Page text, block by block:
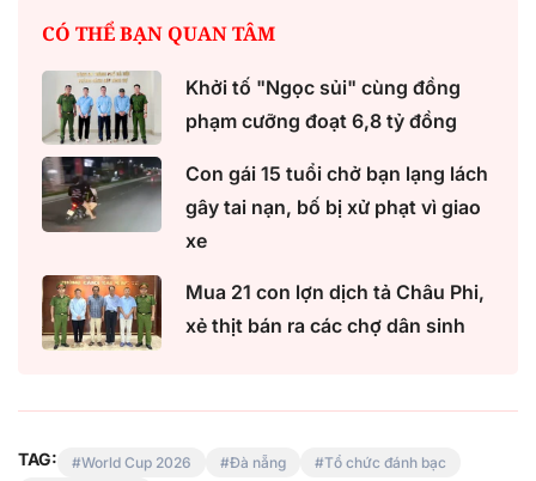
CÓ THỂ BẠN QUAN TÂM
Khởi tố "Ngọc sủi" cùng đồng
phạm cưỡng đoạt 6,8 tỷ đồng
Con gái 15 tuổi chở bạn lạng lách
gây tai nạn, bố bị xử phạt vì giao
xe
Mua 21 con lợn dịch tả Châu Phi,
xẻ thịt bán ra các chợ dân sinh
TAG: World Cup 2026 Đà nẵng Tổ chức đánh bạc